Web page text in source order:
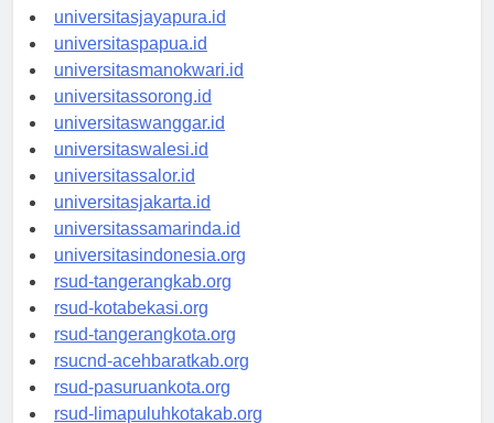
universitassofifi.id
universitasjayapura.id
universitaspapua.id
universitasmanokwari.id
universitassorong.id
universitaswanggar.id
universitaswalesi.id
universitassalor.id
universitasjakarta.id
universitassamarinda.id
universitasindonesia.org
rsud-tangerangkab.org
rsud-kotabekasi.org
rsud-tangerangkota.org
rsucnd-acehbaratkab.org
rsud-pasuruankota.org